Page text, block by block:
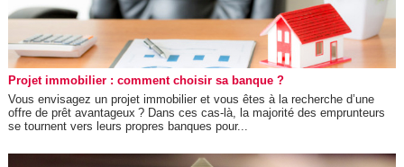
Projet immobilier : comment choisir sa banque ?
Vous envisagez un projet immobilier et vous êtes à la recherche d’une
offre de prêt avantageux ? Dans ces cas-là, la majorité des emprunteurs
se tournent vers leurs propres banques pour...